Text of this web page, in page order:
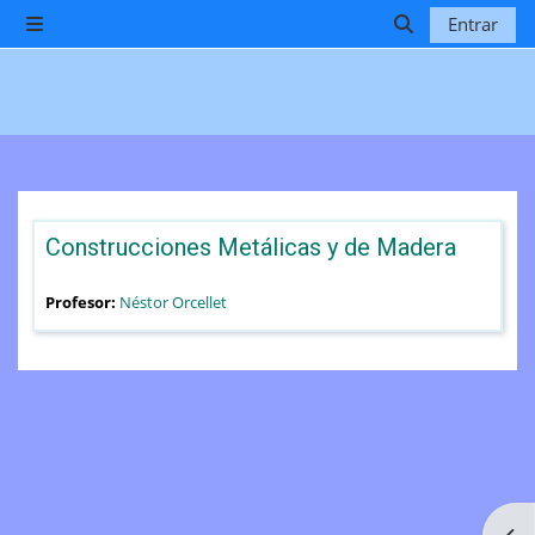
Salta al contenido principal
Panel lateral
Selector de
Entrar
Construcciones Metálicas y de Madera
Profesor: Néstor Orcellet